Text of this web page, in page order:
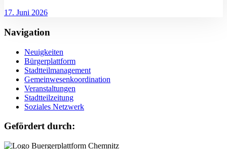
17. Juni 2026
Navigation
Neuigkeiten
Bürgerplattform
Stadtteilmanagement
Gemeinwesenkoordination
Veranstaltungen
Stadtteilzeitung
Soziales Netzwerk
Gefördert durch: